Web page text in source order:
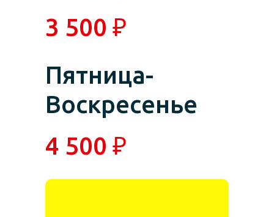
3 500 ₽
Пятница-
Воскресенье
4 500 ₽